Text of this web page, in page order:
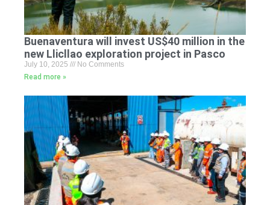
Buenaventura will invest US$40 million in the
new Llicllao exploration project in Pasco
July 10, 2025
No Comments
Read more »